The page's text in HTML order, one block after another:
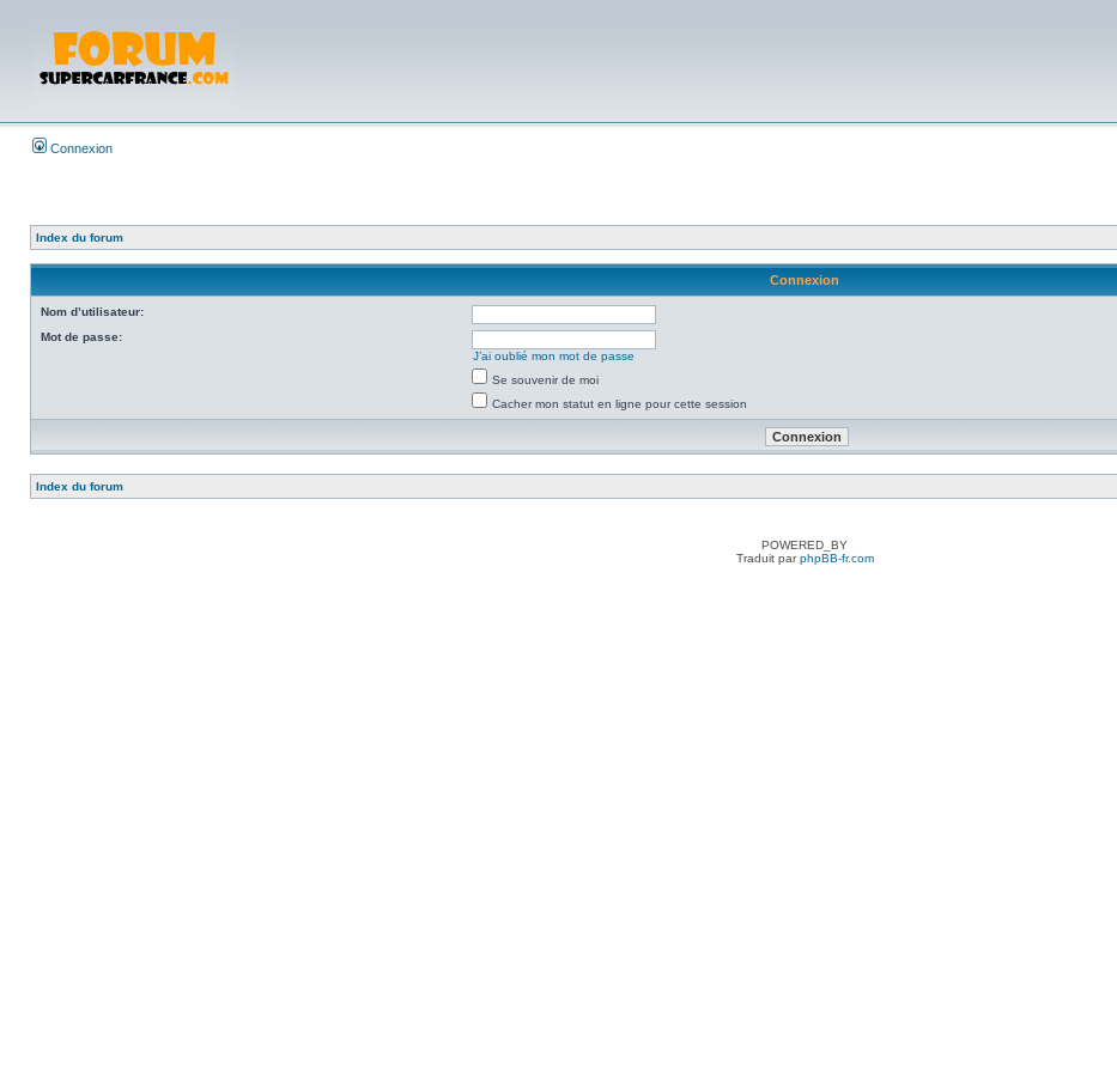
Connexion
Index du forum
Connexion
Nom d’utilisateur:
Mot de passe:
J’ai oublié mon mot de passe
Se souvenir de moi
Cacher mon statut en ligne pour cette session
Index du forum
POWERED_BY
Traduit parphpBB-fr.com